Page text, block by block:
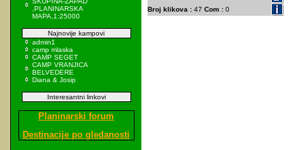
,PLANINARSKA
MAPA,1:25000
Najnovije kampovi
admin1
camp mlaska
CAMP SEGET
CAMP VRANJICA
BELVEDERE
Diana & Josip
Interesantni linkovi
Planinarski forum
Destinacije po gledanosti
Broj klikova : 47 Com : 0